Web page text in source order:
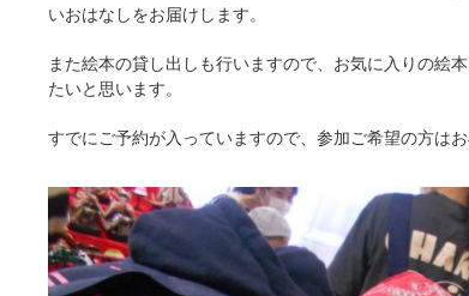
いおはなしをお届けします。
また絵本の貸し出しも行いますので、お気に入りの絵
たいと思います。
すでにご予約が入っていますので、参加ご希望の方はお